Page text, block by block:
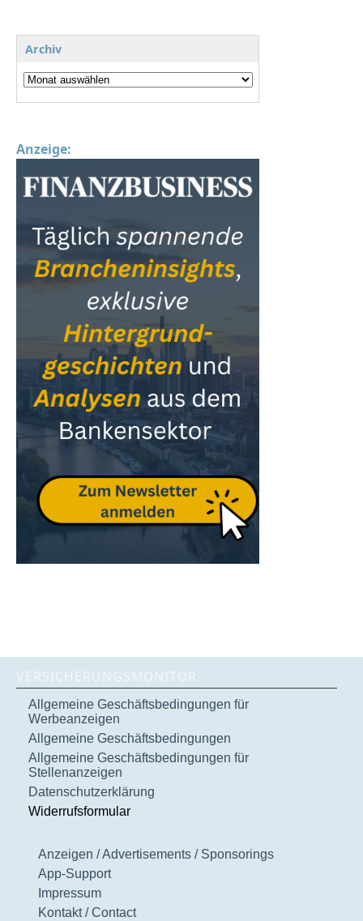
Archiv
Anzeige:
VERSICHERUNGSMONITOR
Allgemeine Geschäftsbedingungen für
Werbeanzeigen
Allgemeine Geschäftsbedingungen
Allgemeine Geschäftsbedingungen für
Stellenanzeigen
Datenschutzerklärung
Widerrufsformular
Anzeigen / Advertisements / Sponsorings
App-Support
Impressum
Kontakt / Contact